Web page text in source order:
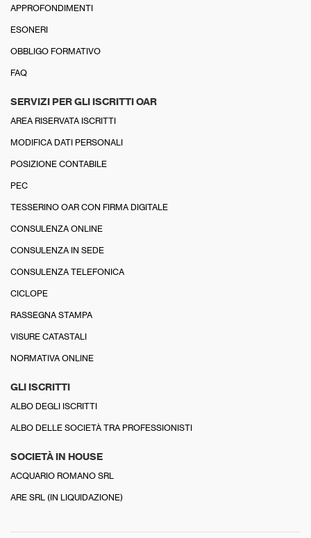
APPROFONDIMENTI
ESONERI
OBBLIGO FORMATIVO
FAQ
SERVIZI PER GLI ISCRITTI OAR
AREA RISERVATA ISCRITTI
MODIFICA DATI PERSONALI
POSIZIONE CONTABILE
PEC
TESSERINO OAR CON FIRMA DIGITALE
CONSULENZA ONLINE
CONSULENZA IN SEDE
CONSULENZA TELEFONICA
CICLOPE
RASSEGNA STAMPA
VISURE CATASTALI
NORMATIVA ONLINE
GLI ISCRITTI
ALBO DEGLI ISCRITTI
ALBO DELLE SOCIETÀ TRA PROFESSIONISTI
SOCIETÀ IN HOUSE
ACQUARIO ROMANO SRL
ARE SRL (IN LIQUIDAZIONE)